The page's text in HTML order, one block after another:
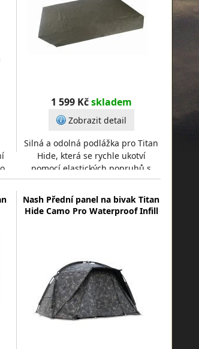
1 599 Kč skladem
Zobrazit detail
Silná a odolná podlážka pro Titan
Hide, která se rychle ukotví
pomocí elastických popruhů s
očky. Pevná podlážka pro blátivé
podmínky. Podlá
Nash Přední panel na bivak Titan
Hide Camo Pro Waterproof Infill